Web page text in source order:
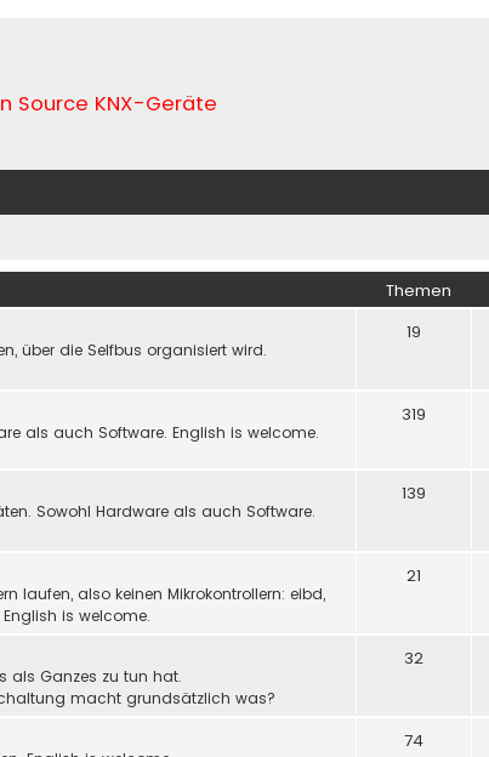
Source KNX-Geräte
Themen
über die Selfbus organisiert wird.
19
als auch Software. English is welcome.
319
Sowohl Hardware als auch Software.
139
laufen, also keinen Mikrokontrollern: eibd,
is welcome.
21
als Ganzes zu tun hat.
macht grundsätzlich was?
32
74